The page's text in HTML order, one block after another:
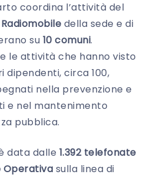
coordina l’attività del
della sede e di
su 10 comuni.
le attività che hanno visto
circa 100,
nella prevenzione e
e nel mantenimento
pubblica.
data dalle 1.392 telefonate
Operativa sulla linea di